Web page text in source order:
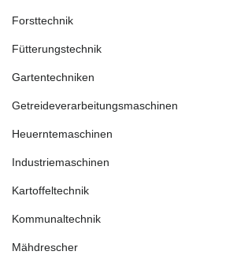
Forsttechnik
Fütterungstechnik
Gartentechniken
Getreideverarbeitungsmaschinen
Heuerntemaschinen
Industriemaschinen
Kartoffeltechnik
Kommunaltechnik
Mähdrescher